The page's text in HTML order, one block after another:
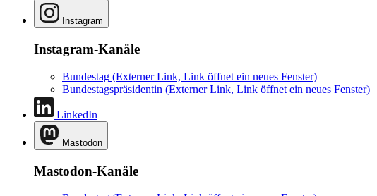
Instagram
Instagram-Kanäle
Bundestag (Externer Link, Link öffnet ein neues Fenster)
Bundestagspräsidentin (Externer Link, Link öffnet ein neues Fenster)
LinkedIn
Mastodon
Mastodon-Kanäle